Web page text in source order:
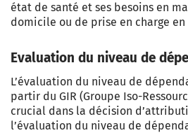
état de santé et ses besoins en
domicile ou de prise en charge
Evaluation du niveau de
L’évaluation du niveau de
partir du GIR (Groupe Iso-
crucial dans la décision
l’évaluation du niveau de